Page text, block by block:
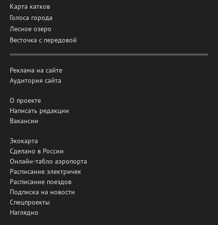
Карта катков
Голоса города
Лесное озеро
Весточка с передовой
Реклама на сайте
Аудитория сайта
О проекте
Написать редакции
Вакансии
Экокарта
Сделано в России
Онлайн-табло аэропорта
Расписание электричек
Расписание поездов
Подписка на новости
Спецпроекты
Наглядно